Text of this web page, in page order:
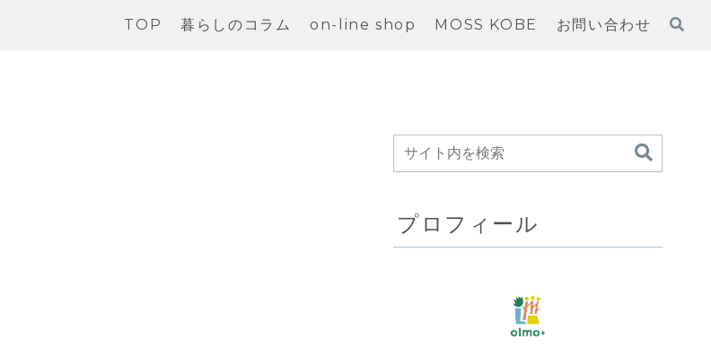
TOP 暮らしのコラム on-line shop MOSS KOBE お問い合わせ
プロフィール